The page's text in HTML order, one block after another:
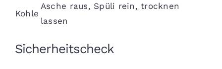
Kohle
Asche raus, Spüli rein, trocknen
lassen
Sicherheitscheck